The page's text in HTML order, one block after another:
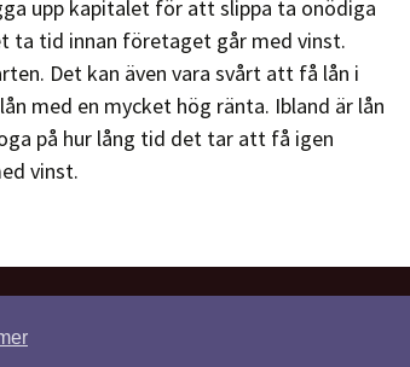
upp kapitalet för att slippa ta onödiga
ta tid innan företaget går med vinst.
Det kan även vara svårt att få lån i
med en mycket hög ränta. Ibland är lån
på hur lång tid det tar att få igen
vinst.